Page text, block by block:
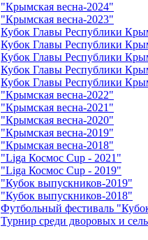
"Крымская весна-2024"
"Крымская весна-2023"
Кубок Главы Республики
Кубок Главы Республики
Кубок Главы Республики
Кубок Главы Республики
Кубок Главы Республики
"Крымская весна-2022"
"Крымская весна-2021"
"Крымская весна-2020"
"Крымская весна-2019"
"Крымская весна-2018"
"Liga Космос Cup - 2021"
"Liga Космос Cup - 2019"
"Кубок выпускников-2019"
"Кубок выпускников-2018"
Футбольный фестиваль
Турнир среди дворовых и